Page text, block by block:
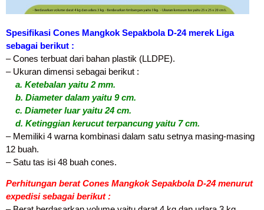
Spesifikasi Cones Mangkok Sepakbola D-24 merek Liga
sebagai berikut :
– Cones terbuat dari bahan plastik (LLDPE).
– Ukuran dimensi sebagai berikut :
a. Ketebalan yaitu 2 mm.
b. Diameter dalam yaitu 9 cm.
c. Diameter luar yaitu 24 cm.
d. Ketinggian kerucut terpancung yaitu 7 cm.
– Memiliki 4 warna kombinasi dalam satu setnya masing-masing
12 buah.
– Satu tas isi 48 buah cones.
Perhitungan berat Cones Mangkok Sepakbola D-24 menurut
expedisi sebagai berikut :